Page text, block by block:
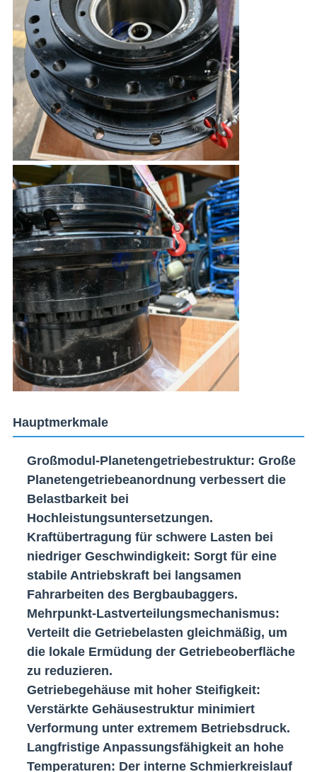
Hauptmerkmale
Großmodul-Planetengetriebestruktur: Große
Planetengetriebeanordnung verbessert die
Belastbarkeit bei
Hochleistungsuntersetzungen.
Kraftübertragung für schwere Lasten bei
niedriger Geschwindigkeit: Sorgt für eine
stabile Antriebskraft bei langsamen
Fahrarbeiten des Bergbaubaggers.
Mehrpunkt-Lastverteilungsmechanismus:
Verteilt die Getriebelasten gleichmäßig, um
die lokale Ermüdung der Getriebeoberfläche
zu reduzieren.
Getriebegehäuse mit hoher Steifigkeit:
Verstärkte Gehäusestruktur minimiert
Verformung unter extremem Betriebsdruck.
Langfristige Anpassungsfähigkeit an hohe
Temperaturen: Der interne Schmierkreislauf